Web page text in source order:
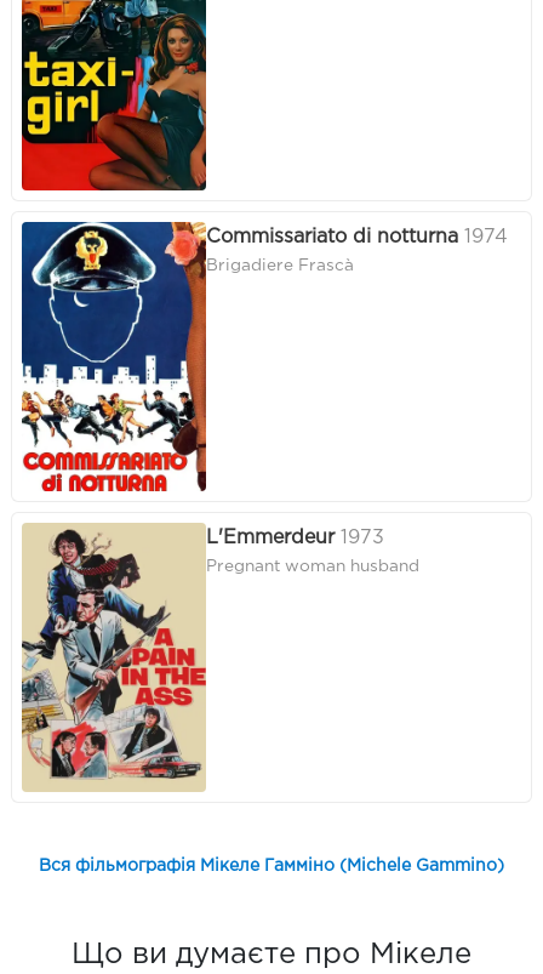
Commissariato di notturna 1974
Brigadiere Frascà
L'Emmerdeur 1973
Pregnant woman husband
Вся фільмографія Мікеле Гамміно (Michele Gammino)
Що ви думаєте про Мікеле